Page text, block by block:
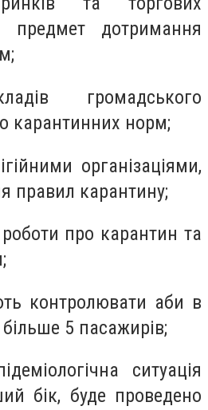
предмет дотримання
громадського
карантинних норм;
організаціями,
правил карантину;
про карантин та
контролювати аби в
5 пасажирів;
ситуація
бік, буде проведено